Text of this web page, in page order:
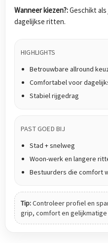
Wanneer kiezen?:Geschikt
dagelijkse ritten.
HIGHLIGHTS
Betrouwbare allround
Comfortabel voor
Stabiel rijgedrag
PAST GOED BIJ
Stad + snelweg
Woon-werk en langere
Bestuurders die comfort
Tip:Controleer profiel en
grip, comfort en